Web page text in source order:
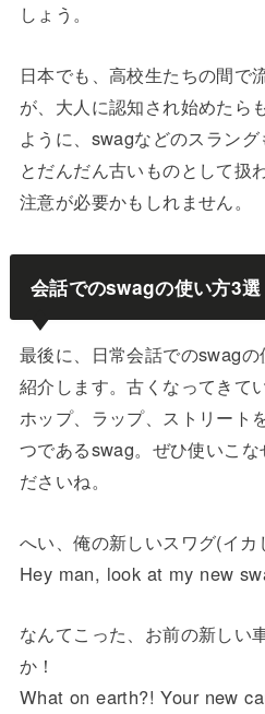
しょう。
日本でも、高校生たちの間で
が、大人に認知され始めたら
ように、swagなどのスラン
とだんだん古いものとして扱
注意が必要かもしれません。
会話でのswagの使い方3選
最後に、日常会話でのswag
紹介します。古くなってきて
ホップ、ラップ、ストリート
つであるswag。ぜひ使いこな
ださいね。
へい、俺の新しいスワグ(イカ
Hey man, look at my new
なんてこった、お前の新しい
か！
What on earth?! Your new